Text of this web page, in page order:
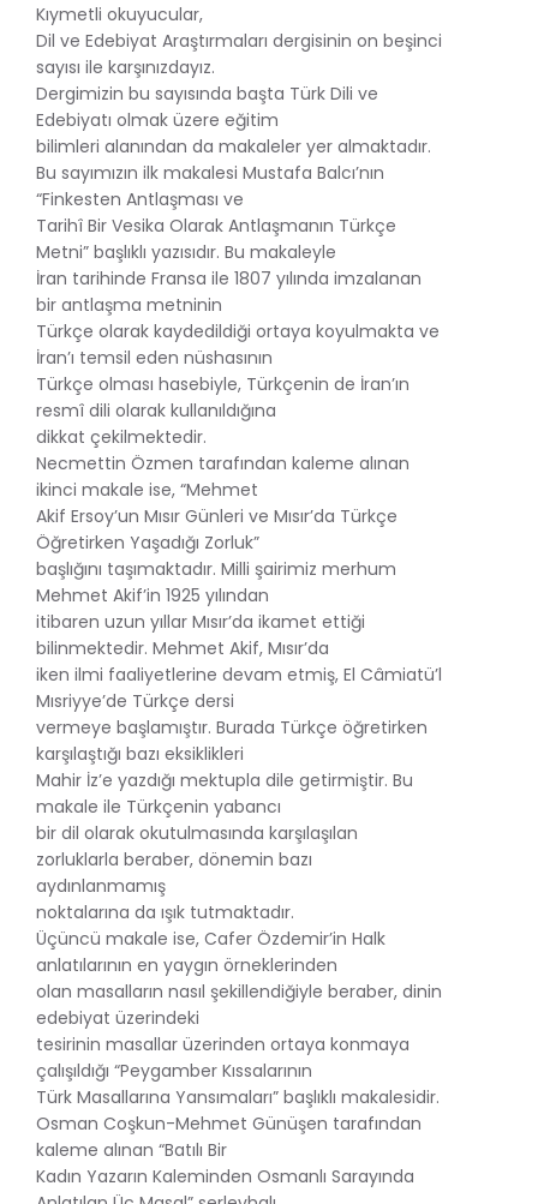
Kıymetli okuyucular,
Dil ve Edebiyat Araştırmaları dergisinin on beşinci
sayısı ile karşınızdayız.
Dergimizin bu sayısında başta Türk Dili ve
Edebiyatı olmak üzere eğitim
bilimleri alanından da makaleler yer almaktadır.
Bu sayımızın ilk makalesi Mustafa Balcı’nın
“Finkesten Antlaşması ve
Tarihî Bir Vesika Olarak Antlaşmanın Türkçe
Metni” başlıklı yazısıdır. Bu makaleyle
İran tarihinde Fransa ile 1807 yılında imzalanan
bir antlaşma metninin
Türkçe olarak kaydedildiği ortaya koyulmakta ve
İran’ı temsil eden nüshasının
Türkçe olması hasebiyle, Türkçenin de İran’ın
resmî dili olarak kullanıldığına
dikkat çekilmektedir.
Necmettin Özmen tarafından kaleme alınan
ikinci makale ise, “Mehmet
Akif Ersoy’un Mısır Günleri ve Mısır’da Türkçe
Öğretirken Yaşadığı Zorluk”
başlığını taşımaktadır. Milli şairimiz merhum
Mehmet Akif’in 1925 yılından
itibaren uzun yıllar Mısır’da ikamet ettiği
bilinmektedir. Mehmet Akif, Mısır’da
iken ilmi faaliyetlerine devam etmiş, El Câmiatü’l
Mısriyye’de Türkçe dersi
vermeye başlamıştır. Burada Türkçe öğretirken
karşılaştığı bazı eksiklikleri
Mahir İz’e yazdığı mektupla dile getirmiştir. Bu
makale ile Türkçenin yabancı
bir dil olarak okutulmasında karşılaşılan
zorluklarla beraber, dönemin bazı
aydınlanmamış
noktalarına da ışık tutmaktadır.
Üçüncü makale ise, Cafer Özdemir’in Halk
anlatılarının en yaygın örneklerinden
olan masalların nasıl şekillendiğiyle beraber, dinin
edebiyat üzerindeki
tesirinin masallar üzerinden ortaya konmaya
çalışıldığı “Peygamber Kıssalarının
Türk Masallarına Yansımaları” başlıklı makalesidir.
Osman Coşkun-Mehmet Günüşen tarafından
kaleme alınan “Batılı Bir
Kadın Yazarın Kaleminden Osmanlı Sarayında